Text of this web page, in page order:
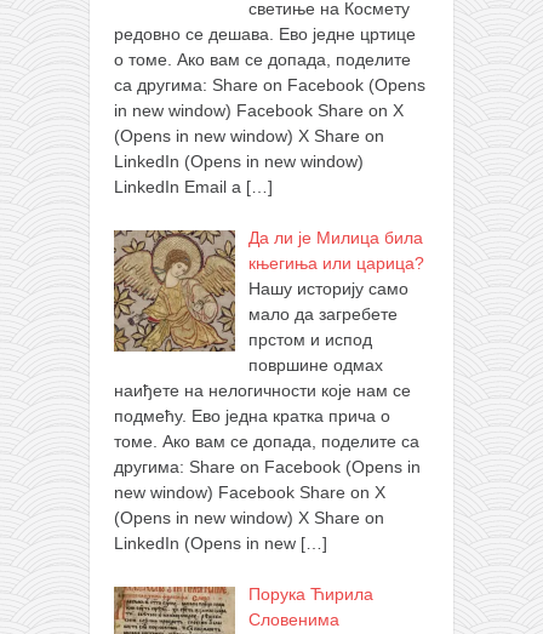
светиње на Космету
редовно се дешава. Ево једне цртице
о томе. Ако вам се допада, поделите
са другима: Share on Facebook (Opens
in new window) Facebook Share on X
(Opens in new window) X Share on
LinkedIn (Opens in new window)
LinkedIn Email a […]
Да ли је Милица била
књегиња или царица?
Нашу историју само
мало да загребете
прстом и испод
површине одмах
наиђете на нелогичности које нам се
подмећу. Ево једна кратка прича о
томе. Ако вам се допада, поделите са
другима: Share on Facebook (Opens in
new window) Facebook Share on X
(Opens in new window) X Share on
LinkedIn (Opens in new […]
Порука Ћирила
Словенима